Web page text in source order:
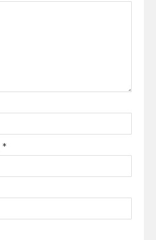
*